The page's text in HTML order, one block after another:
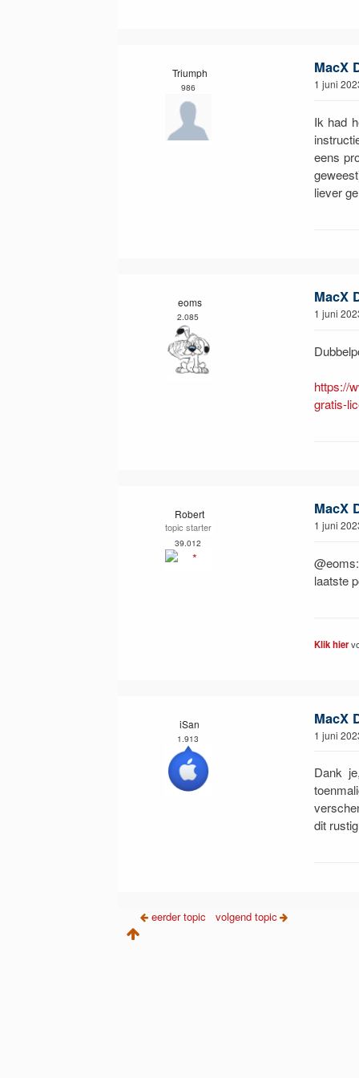
Triumph
986
MacX
1 juni
Ik had
eens
liever
eoms
2.085
MacX
1 juni
https://
gratis-
Robert
topic starter
39.012
MacX
1 juni
laatste
Klik hier
iSan
1.913
MacX
1 juni
Dank
dit
eerder topic volgend topic